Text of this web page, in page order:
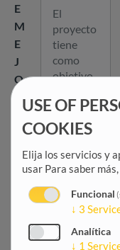
E
M
E
J
O
M
SECTOR
ELÉCTRICO
DE
NIGERIA
El
proyecto
tiene
como
objetivo
reforma
del
sector ...
FOMENTO DE
LA PAZ Y EL
DESARROLLO
USE OF
COOKIES
Elija los servicios y
usar Para saber
Funcional
↓ 3
Analítica
↓ 1